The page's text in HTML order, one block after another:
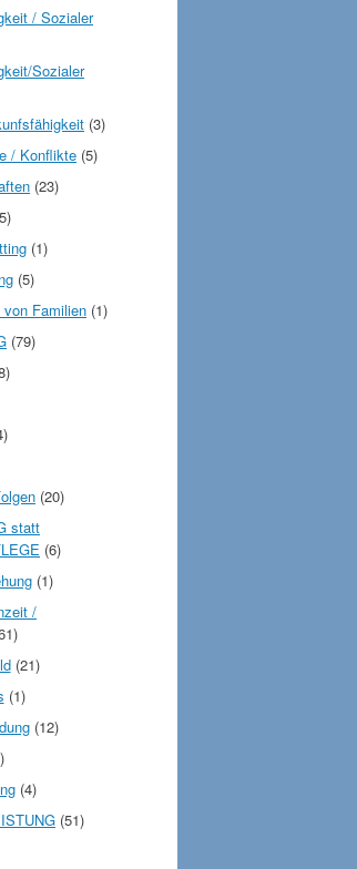
/ Sozialer
Sozialer
(3)
/ Konflikte (5)
(23)
(1)
(5)
Familien (1)
(79)
(20)
statt
(6)
(1)
/
(21)
(1)
(12)
(4)
(51)